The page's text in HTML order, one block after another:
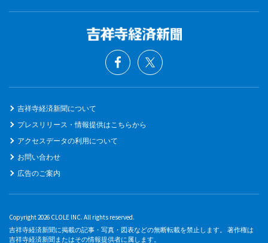
吉祥寺経済新聞について
プレスリリース・情報提供はこちらから
アクセスデータの利用について
お問い合わせ
広告のご案内
Copyright 2026 CLOLE INC. All rights reserved.
吉祥寺経済新聞に掲載の記事・写真・図表などの無断転載を禁止します。 著作権は
吉祥寺経済新聞またはその情報提供者に属します。